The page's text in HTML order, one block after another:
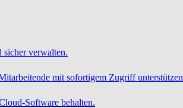
sicher verwalten.
mit sofortigem Zugriff
Software behalten.